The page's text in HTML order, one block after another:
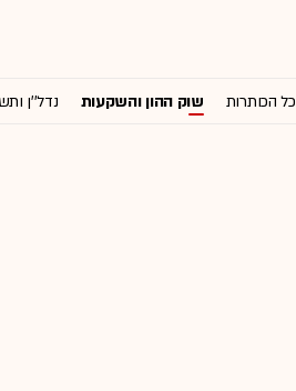
כל הכותרות שוק ההון והשקעות נדל''ן